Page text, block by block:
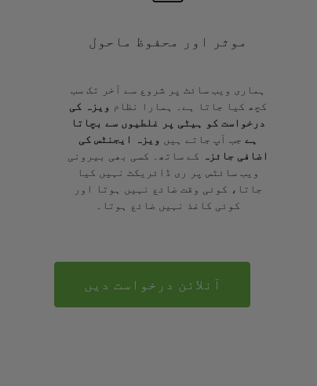
موثر اور محفوظ ماحول
ہماری ویب سائٹ پر شروع سے آخر تک سب
کچھ کیا جاتا ہے۔ ہمارا نظام ویزہ کی
درخواست کو ہیٹی پر غلطیوں سے بچاتا
ہے جب آپ جاتے ہیں
ویزہ ایجنٹس کی
اضافی جائزہ
کے ساتھ۔ کسی بھی بیرونی
ویب سائٹس پر ری ڈائریکٹ نہیں کیا
جاتا، کوئی وقت ضائع نہیں ہوتا اور
کوئی کاغذ نہیں ضائع ہوتا۔
آنلائن درخواست دیں